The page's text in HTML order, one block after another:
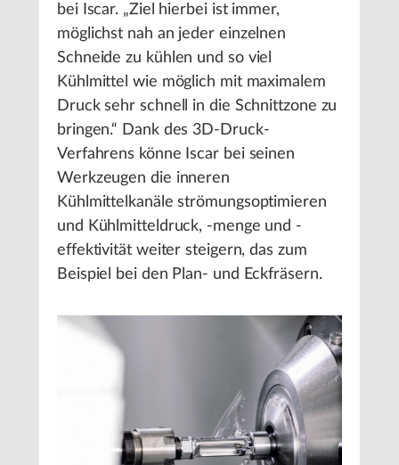
bei Iscar. „Ziel hierbei ist immer,
möglichst nah an jeder einzelnen
Schneide zu kühlen und so viel
Kühlmittel wie möglich mit maximalem
Druck sehr schnell in die Schnittzone zu
bringen.“ Dank des 3D-Druck-
Verfahrens könne Iscar bei seinen
Werkzeugen die inneren
Kühlmittelkanäle strömungsoptimieren
und Kühlmitteldruck, -menge und -
effektivität weiter steigern, das zum
Beispiel bei den Plan- und Eckfräsern.